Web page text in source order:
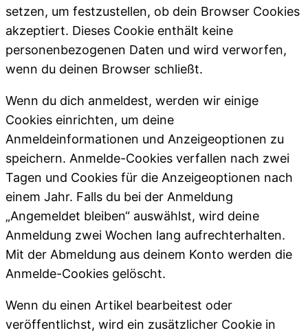
setzen, um festzustellen, ob dein Browser Cookies
akzeptiert. Dieses Cookie enthält keine
personenbezogenen Daten und wird verworfen,
wenn du deinen Browser schließt.
Wenn du dich anmeldest, werden wir einige
Cookies einrichten, um deine
Anmeldeinformationen und Anzeigeoptionen zu
speichern. Anmelde-Cookies verfallen nach zwei
Tagen und Cookies für die Anzeigeoptionen nach
einem Jahr. Falls du bei der Anmeldung
„Angemeldet bleiben“ auswählst, wird deine
Anmeldung zwei Wochen lang aufrechterhalten.
Mit der Abmeldung aus deinem Konto werden die
Anmelde-Cookies gelöscht.
Wenn du einen Artikel bearbeitest oder
veröffentlichst, wird ein zusätzlicher Cookie in